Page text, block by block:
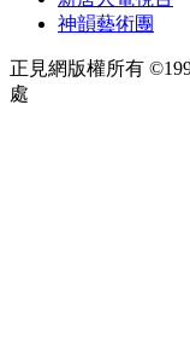
神韻藝術團
正見網版權所有
處